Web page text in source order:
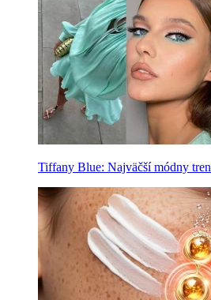
Tiffany Blue: Najväčší módny